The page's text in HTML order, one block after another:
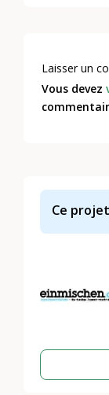
Ce
Laisser un
Vous devez